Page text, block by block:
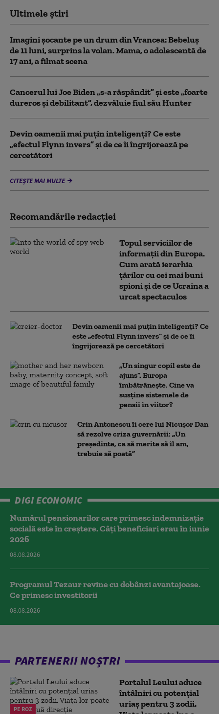
Ultimele știri
Imagini șocante pe un drum din Vrancea: Bebeluș
de 11 luni, surprins la volan. Mama, o adolescentă de
17 ani, a filmat scena
Cancerul lui Joe Biden „s-a răspândit” şi este „foarte
dureros și debilitant”, dezvăluie fiul său Hunter
Devin oamenii mai puțin inteligenți? Ce este
„efectul Flynn invers” și de ce îi îngrijorează pe
cercetători
CITEȘTE MAI MULTE
Recomandările redacţiei
Topul serviciilor de
informații din Europa.
Cum arată ierarhia
țărilor cu cei mai buni
spioni și de ce Ucraina a
urcat spectaculos
Devin oamenii mai puțin inteligenți? Ce
este „efectul Flynn invers” și de ce îi
îngrijorează pe cercetători
„Un singur copil este de
ajuns”. Europa
îmbătrânește. Cine va
susține sistemele de
pensii în viitor?
Crin Antonescu îi cere lui Nicușor Dan
să rezolve criza guvernării: „Un
președinte, ca să merite să îl am,
trebuie să poată”
DIGI ECONOMIC
Numărul pensionarilor care primesc indemnizaţie
socială este în creștere. Câți beneficiari erau în iunie
2026
08.08.2026
Programul Tezaur revine cu dobânzi avantajoase.
Ce primesc investitorii
08.08.2026
PARTENERII NOȘTRI
PE ROZ
Portalul Leului aduce
întâlniri cu potențial
uriaș pentru 3 zodii.